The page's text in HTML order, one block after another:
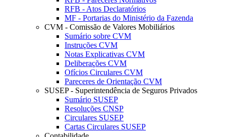
RFB - Atos Declaratórios
MF - Portarias do Ministério da Fazenda
CVM - Comissão de Valores Mobiliários
Sumário sobre CVM
Instruções CVM
Notas Explicativas CVM
Deliberações CVM
Ofícios Circulares CVM
Pareceres de Orientação CVM
SUSEP - Superintendência de Seguros Privados
Sumário SUSEP
Resoluções CNSP
Circulares SUSEP
Cartas Circulares SUSEP